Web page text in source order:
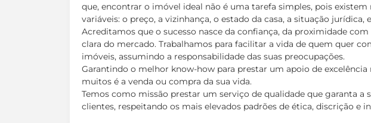
que, encontrar o imóvel ideal não é uma tarefa simples, pois
variáveis: o preço, a vizinhança, o estado da casa, a situação jurídica,
Acreditamos que o sucesso nasce da confiança, da proximidade
clara do mercado. Trabalhamos para facilitar a vida de quem quer
imóveis, assumindo a responsabilidade das suas preocupações.
Garantindo o melhor know-how para prestar um apoio de excelência
muitos é a venda ou compra da sua vida.
Temos como missão prestar um serviço de qualidade que garanta a
clientes, respeitando os mais elevados padrões de ética, discrição e